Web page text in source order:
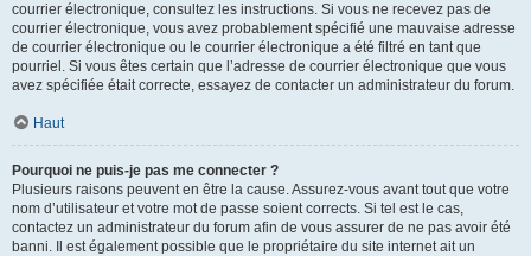
courrier électronique, consultez les instructions. Si vous ne recevez pas de
courrier électronique, vous avez probablement spécifié une mauvaise adresse
de courrier électronique ou le courrier électronique a été filtré en tant que
pourriel. Si vous êtes certain que l’adresse de courrier électronique que vous
avez spécifiée était correcte, essayez de contacter un administrateur du forum.
Haut
Pourquoi ne puis-je pas me connecter ?
Plusieurs raisons peuvent en être la cause. Assurez-vous avant tout que votre
nom d’utilisateur et votre mot de passe soient corrects. Si tel est le cas,
contactez un administrateur du forum afin de vous assurer de ne pas avoir été
banni. Il est également possible que le propriétaire du site internet ait un